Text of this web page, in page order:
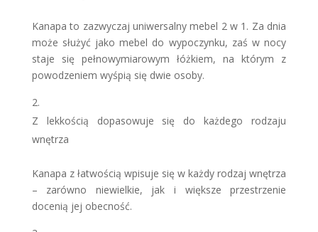
Kanapa to zazwyczaj uniwersalny mebel 2 w 1. Za dnia
może służyć jako mebel do wypoczynku, zaś w nocy
staje się pełnowymiarowym łóżkiem, na którym z
powodzeniem wyśpią się dwie osoby.
Z lekkością dopasowuje się do każdego rodzaju
wnętrza
Kanapa z łatwością wpisuje się w każdy rodzaj wnętrza
– zarówno niewielkie, jak i większe przestrzenie
docenią jej obecność.